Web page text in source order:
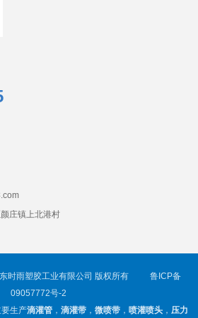
庄镇上北港村
时雨塑胶工业有限公司 版权所有
鲁ICP备
09057772号-2
生产滴灌管， 滴灌带， 微喷带， 喷灌喷头， 压力